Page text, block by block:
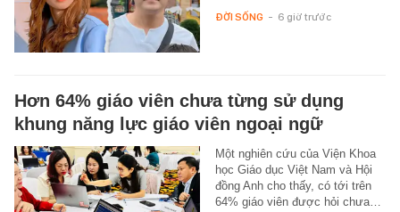
ĐỜI SỐNG - 6 giờ trước
Hơn 64% giáo viên chưa từng sử dụng
khung năng lực giáo viên ngoại ngữ
Một nghiên cứu của Viện Khoa
học Giáo dục Việt Nam và Hội
đồng Anh cho thấy, có tới trên
64% giáo viên được hỏi chưa…